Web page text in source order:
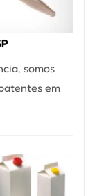
Italiana
do
Itaim
somos
em